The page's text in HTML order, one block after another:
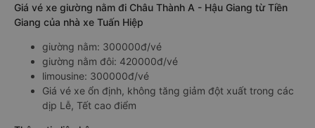
Giá vé xe giường nằm đi Châu Thành A - Hậu Giang từ Tiền
Giang của nhà xe Tuấn Hiệp
giường nằm: 300000đ/vé
giường nằm đôi: 420000đ/vé
limousine: 300000đ/vé
Giá vé xe ổn định, không tăng giảm đột xuất trong các
dịp Lễ, Tết cao điểm